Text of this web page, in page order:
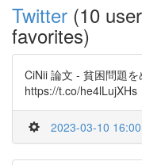
Twitter (10
favorites)
CiNii 論文 - 貧困問題
https://t.co/he4lLujXHs
2023-03-10